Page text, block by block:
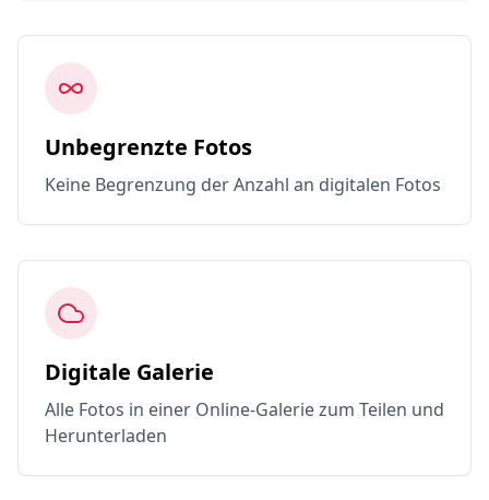
Unbegrenzte Fotos
Keine Begrenzung der Anzahl an digitalen Fotos
Digitale Galerie
Alle Fotos in einer Online-Galerie zum Teilen und
Herunterladen